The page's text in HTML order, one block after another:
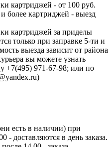
картриджей - от 100 руб.
более картриджей - выезд
картриджей за приделы
только при заправке 5-ти и
выезда зависит от района
вы можете узнать
+7(495) 971-67-98; или по
)
есть в наличии) при
- доставляются в день заказа.